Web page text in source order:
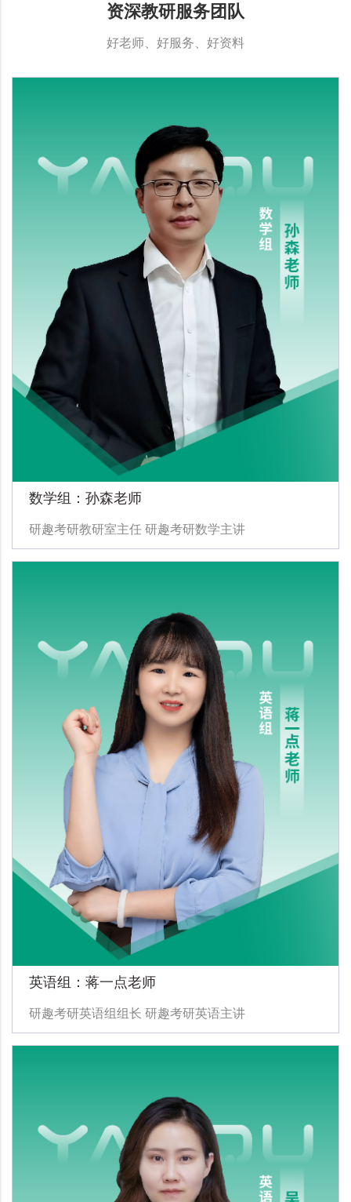
资深教研服务团队
好老师、好服务、好资料
数学组：孙森老师
研趣考研教研室主任 研趣考研数学主讲
英语组：蒋一点老师
研趣考研英语组组长 研趣考研英语主讲